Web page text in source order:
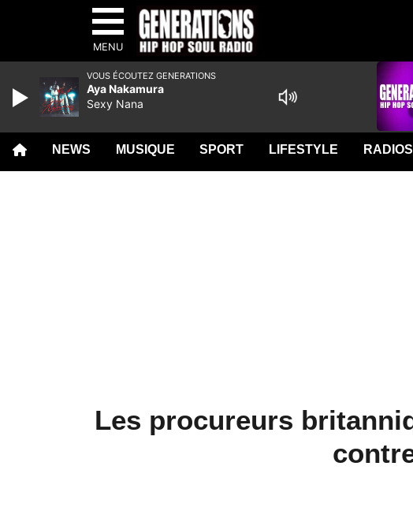
MENU
NEWS MUSIQUE SPORT LIFESTYLE
Les procureurs
VOUS ÉCOUTEZ GENERATIONS
Aya Nakamura
Sexy Nana